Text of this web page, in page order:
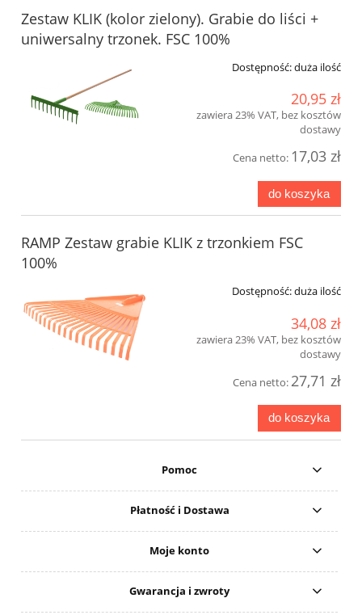
Zestaw KLIK (kolor zielony). Grabie do liści +
uniwersalny trzonek. FSC 100%
Dostępność:duża ilość
20,95 zł
zawiera 23% VAT, bez kosztów
dostawy
Cena netto: 17,03 zł
do koszyka
RAMP Zestaw grabie KLIK z trzonkiem FSC
100%
Dostępność:duża ilość
34,08 zł
zawiera 23% VAT, bez kosztów
dostawy
Cena netto: 27,71 zł
do koszyka
Pomoc
Płatność i Dostawa
Moje konto
Gwarancja i zwroty